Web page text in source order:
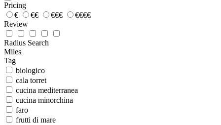
Pricing
€
€€ €€€
€€€€
Review
Radius Search
Miles
Tag
biologico
cala torret
cucina mediterranea
cucina minorchina
faro
frutti di mare